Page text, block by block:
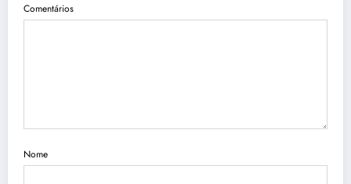
Comentários
Nome